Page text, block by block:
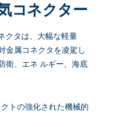
コネクター
クタは、大幅な軽量
金属コネクタを凌駕し
衛、エネ ルギー、海底
トの強化された機械的